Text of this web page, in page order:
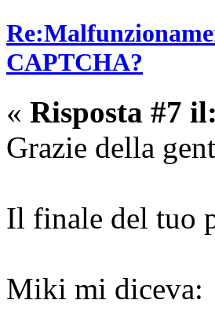
CAPTCHA?
« Risposta #7 il:
Grazie della
Il finale del tuo
Miki mi diceva: